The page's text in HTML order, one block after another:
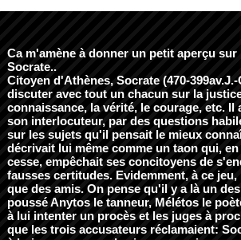
Ca m'amène à donner un petit aperçu
Socrate..
Citoyen d'Athènes, Socrate (470-399av.J.-
discuter avec tout un chacun sur la
connaissance, la vérité, le courage, etc. Il
son interlocuteur, par des questions
sur les sujets qu'il pensait le mieux
décrivait lui même comme un taon qui,
cesse, empêchait ses concitoyens de
fausses certitudes. Evidemment, à ce
que des amis. On pense qu'il y a là un
poussé Anytos le tanneur, Mélétos le
à lui intenter un procès et les juges à
que les trois accusateurs réclamaient: